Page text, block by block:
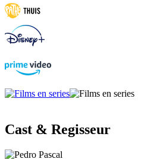
Cast & Regisseur